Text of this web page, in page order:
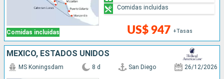
Comidas incluidas US$ 947 +Tasas
Comidas incluidas
MÉXICO, ESTADOS UNIDOS
MS Koningsdam 8 d San Diego 26/12/2026